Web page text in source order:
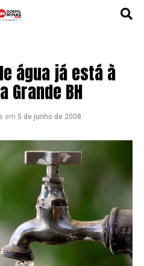
água já está à
BH
em 5 de junho de 2008